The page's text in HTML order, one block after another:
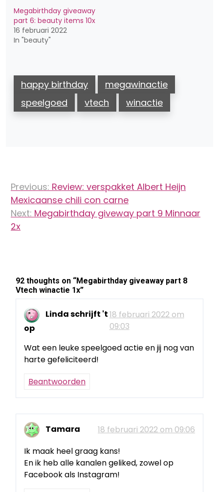
Megabirthday giveaway
part 6: beauty items 10x
16 februari 2022
In "beauty"
happy birthday
megawinactie
speelgoed
vtech winactie
navigatie
Previous: Review: verspakket Albert Heijn
Mexicaanse chili con carne
Next: Megabirthday giveway part 9 Minnaar
2x
92 thoughts on “Megabirthday giveaway part 8
Vtech winactie 1x”
Linda schrijft 't
op
18 februari 2022 om
09:03
Wat een leuke speelgoed actie en jij nog van
harte gefeliciteerd!
Beantwoorden
Tamara
18 februari 2022 om 09:06
Ik maak heel graag kans!
En ik heb alle kanalen geliked, zowel op
Facebook als Instagram!